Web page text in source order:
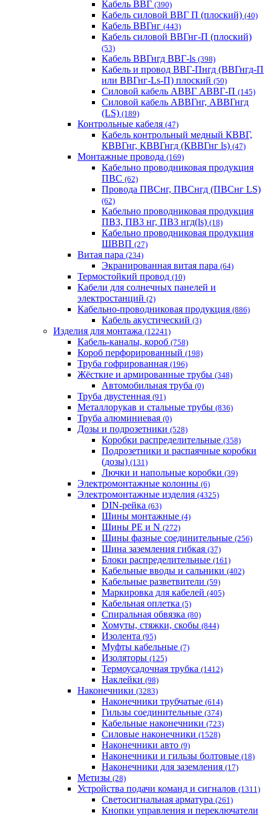
Кабель ВВГ (390)
Кабель силовой ВВГ П (плоский) (40)
Кабель ВВГнг (443)
Кабель силовой ВВГнг-П (плоский)
(53)
Кабель ВВГнгд ВВГ-ls (398)
Кабель и провод ВВГ-Пнгд (ВВГнгд-П
или ВВГнг-Ls-П) плоский (50)
Силовой кабель АВВГ АВВГ-П (145)
Силовой кабель АВВГнг, АВВГнгд
(LS) (189)
Контрольные кабеля (47)
Кабель контрольный медный КВВГ,
КВВГнг, КВВГнгд (КВВГнг ls) (47)
Монтажные провода (169)
Кабельно проводниковая продукция
ПВС (62)
Провода ПВСнг, ПВСнгд (ПВСнг LS)
(62)
Кабельно проводниковая продукция
ПВ3, ПВ3 нг, ПВ3 нгд(ls) (18)
Кабельно проводниковая продукция
ШВВП (27)
Витая пара (234)
Экранированная витая пара (64)
Термостойкий провод (10)
Кабели для солнечных панелей и
электростанций (2)
Кабельно-проводниковая продукция (886)
Кабель акустический (3)
Изделия для монтажа (12241)
Кабель-каналы, короб (758)
Короб перфорированный (198)
Труба гофрированная (196)
Жёсткие и армированные трубы (348)
Автомобильная труба (0)
Труба двустенная (91)
Металлорукав и стальные трубы (836)
Труба алюминиевая (0)
Дозы и подрозетники (528)
Коробки распределительные (358)
Подрозетники и распаячные коробки
(дозы) (131)
Лючки и напольные коробки (39)
Электромонтажные колонны (6)
Электромонтажные изделия (4325)
DIN-рейка (63)
Шины монтажные (4)
Шины PE и N (272)
Шины фазные соединительные (256)
Шина заземления гибкая (37)
Блоки распределительные (161)
Кабельные вводы и сальники (402)
Кабельные разветвители (59)
Маркировка для кабелей (405)
Кабельная оплетка (5)
Спиральная обвязка (80)
Хомуты, стяжки, скобы (844)
Изолента (95)
Муфты кабельные (7)
Изоляторы (125)
Термоусадочная трубка (1412)
Наклейки (98)
Наконечники (3283)
Наконечники трубчатые (614)
Гильзы соединительные (374)
Кабельные наконечники (723)
Силовые наконечники (1528)
Наконечники авто (9)
Наконечники и гильзы болтовые (18)
Наконечники для заземления (17)
Метизы (28)
Устройства подачи команд и сигналов (1311)
Светосигнальная арматура (261)
Кнопки управления и переключатели